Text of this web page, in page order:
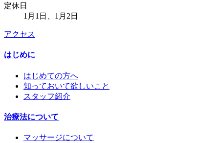
定休日
1月1日、1月2日
アクセス
はじめに
はじめての方へ
知っておいて欲しいこと
スタッフ紹介
治療法について
マッサージについて